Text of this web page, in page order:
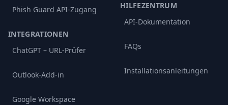
Phish Guard API-Zugang
INTEGRATIONEN
ChatGPT – URL-Prüfer
Outlook-Add-in
Google Workspace
HILFEZENTRUM
API-Dokumentation
FAQs
Installationsanleitungen